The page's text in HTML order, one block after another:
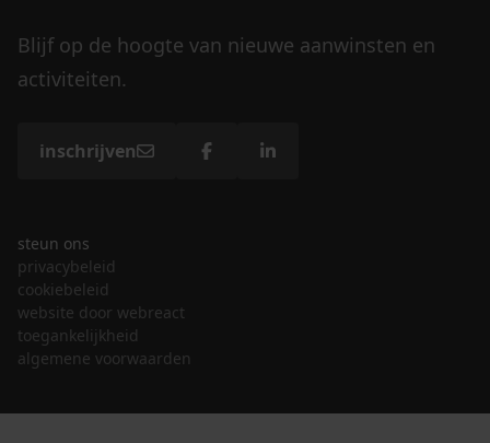
Blijf op de hoogte van nieuwe aanwinsten en
activiteiten.
inschrijven
steun ons
privacybeleid
cookiebeleid
website door webreact
toegankelijkheid
algemene voorwaarden